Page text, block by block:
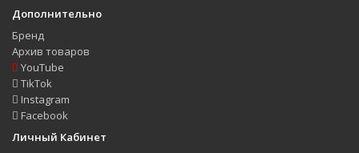
Дополнительно
Бренд
Архив товаров
YouTube
TikTok
Instagram
Facebook
Личный Кабинет